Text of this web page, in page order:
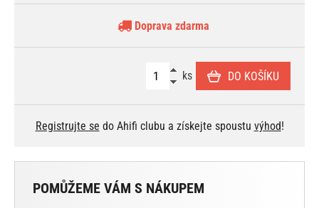
Doprava zdarma
ks DO KOŠÍKU
Registrujte se do Ahifi clubu a získejte spoustu výhod!
POMŮŽEME VÁM S NÁKUPEM